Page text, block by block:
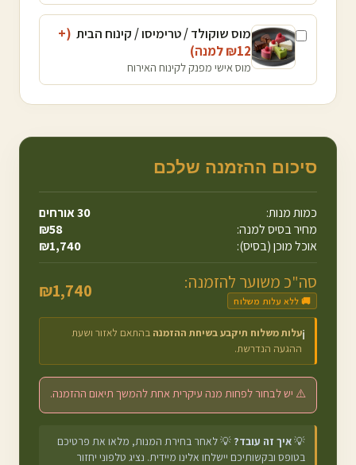
מוס שוקולד / טרימיסו / קינוח הבית (+
₪12 למנה)
מוס אישי מפנק לקינוח האירוח
סיכום ההזמנה שלכם
כמות מנות: 30אורחים
מחיר בסיס למנה:
₪58
אוכל מוכן (בסיס):
₪1,740
סה"כ משוער להזמנה:
🚚 ללא עלות משלוח ₪1,740
ℹ️עלות משלוח תיקבע בשיחת ההזמנה בהתאם לאזור ושעת
ההגעה הנדרשת.
⚠️ יש לבחור לפחות מנה עיקרית אחת להמשך תיאום ההזמנה.
💡איך זה עובד? 💡 לאחר בחירת המנות, מלאו את פרטיכם
בטופס ובקשותיכם יישלחו אלינו מיידית. נציג טלפוני יחזור